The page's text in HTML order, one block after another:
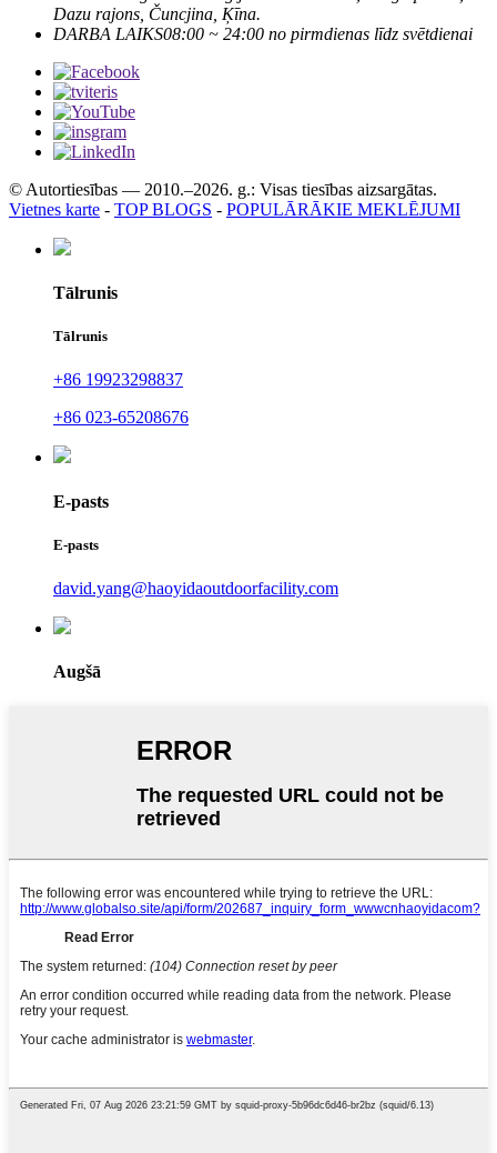
Dazu rajons, Čuncjina, Ķīna.
DARBA LAIKS08:00 ~ 24:00 no pirmdienas līdz svētdienai
© Autortiesības — 2010.–2026. g.: Visas tiesības aizsargātas.
Vietnes karte - TOP BLOGS - POPULĀRĀKIE MEKLĒJUMI
Tālrunis
Tālrunis
+86 19923298837
+86 023-65208676
E-pasts
E-pasts
david.yang@haoyidaoutdoorfacility.com
Augšā